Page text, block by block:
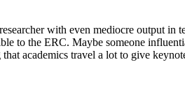
with even mediocre output in
to the ERC. Maybe someone
academics travel a lot to give